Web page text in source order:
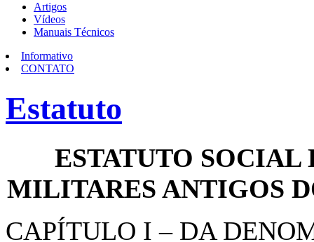
Artigos
Vídeos
Manuais Técnicos
Informativo
CONTATO
Estatuto
ESTATUTO SOCIAL
MILITARES ANTIGOS
CAPÍTULO I – DA